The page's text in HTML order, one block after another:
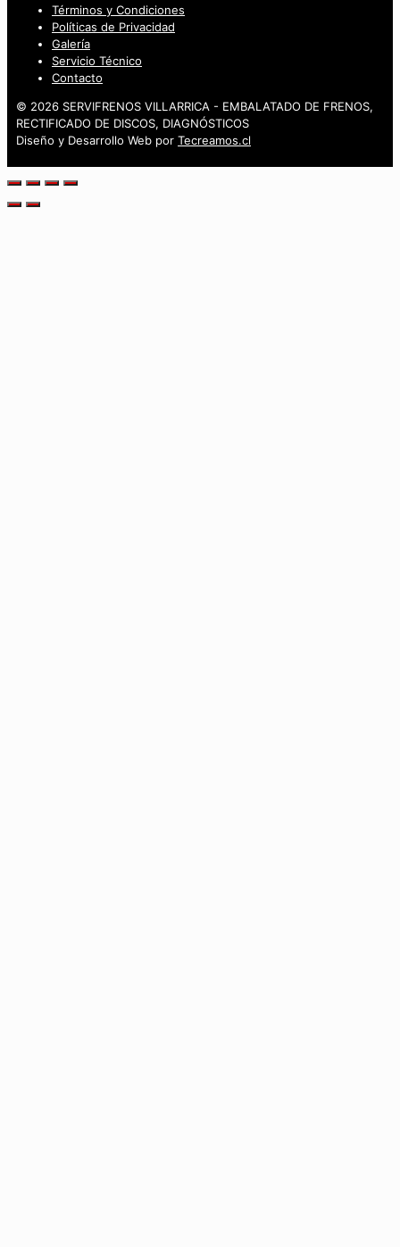
Términos y Condiciones
Políticas de Privacidad
Galería
Servicio Técnico
Contacto
© 2026 SERVIFRENOS VILLARRICA - EMBALATADO DE FRENOS,
RECTIFICADO DE DISCOS, DIAGNÓSTICOS
Diseño y Desarrollo Web por Tecreamos.cl